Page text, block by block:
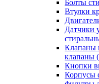
Болты
Втулки
Датчики
Клапаны
клапаны
Кнопки
Корпусы